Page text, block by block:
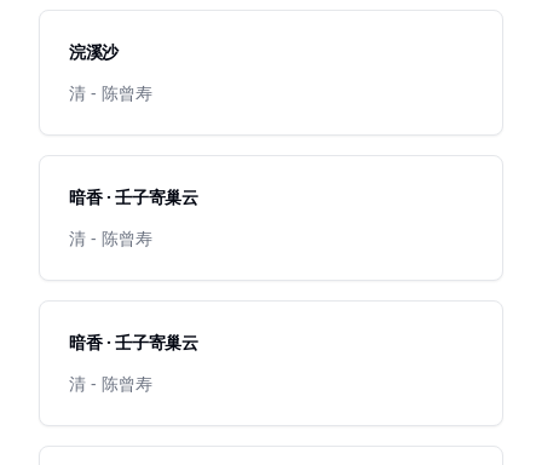
浣溪沙
清 - 陈曾寿
暗香 · 壬子寄巢云
清 - 陈曾寿
暗香 · 壬子寄巢云
清 - 陈曾寿